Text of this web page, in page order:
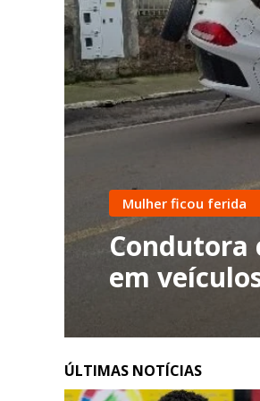
Mulher ficou ferida
Condutora
em
ÚLTIMAS NOTÍCIAS